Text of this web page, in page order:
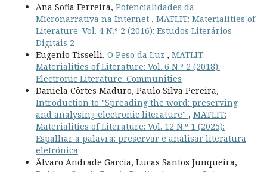
Ana Sofia Ferreira, Potencialidades da
Micronarrativa na Internet , MATLIT: Materialities of
Literature: Vol. 4 N.º 2 (2016): Estudos Literários
Digitais 2
Eugenio Tisselli, O Peso da Luz , MATLIT:
Materialities of Literature: Vol. 6 N.º 2 (2018):
Electronic Literature: Communities
Daniela Côrtes Maduro, Paulo Silva Pereira,
Introduction to "Spreading the word: preserving
and analysing electronic literature" , MATLIT:
Materialities of Literature: Vol. 12 N.º 1 (2025):
Espalhar a palavra: preservar e analisar literatura
eletrónica
Ãlvaro Andrade Garcia, Lucas Santos Junqueira,